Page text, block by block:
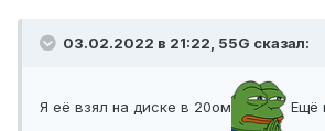
03.02.2022 в 21:22, 55G сказал:
Я её взял на диске в 20ом Ещё